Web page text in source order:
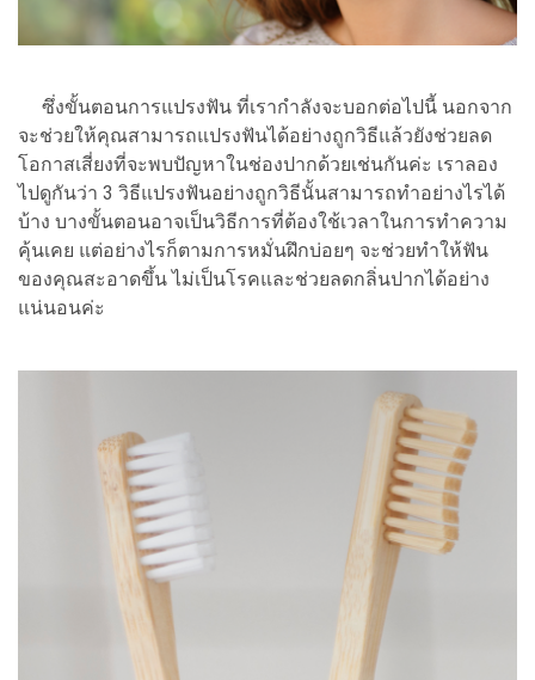
ซึ่งขั้นตอนการแปรงฟัน ที่เรากำลังจะบอกต่อไปนี้ นอกจาก
จะช่วยให้คุณสามารถแปรงฟันได้อย่างถูกวิธีแล้วยังช่วยลด
โอกาสเสี่ยงที่จะพบปัญหาในช่องปากด้วยเช่นกันค่ะ เราลอง
ไปดูกันว่า 3 วิธีแปรงฟันอย่างถูกวิธีนั้นสามารถทำอย่างไรได้
บ้าง บางขั้นตอนอาจเป็นวิธีการที่ต้องใช้เวลาในการทำความ
คุ้นเคย แต่อย่างไรก็ตามการหมั่นฝึกบ่อยๆ จะช่วยทำให้ฟัน
ของคุณสะอาดขึ้น ไม่เป็นโรคและช่วยลดกลิ่นปากได้อย่าง
แน่นอนค่ะ